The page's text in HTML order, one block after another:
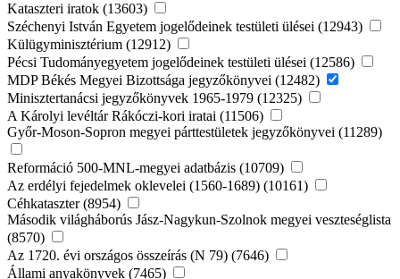
Kataszteri iratok (13603)
Széchenyi István Egyetem jogelődeinek testületi ülései (12943)
Külügyminisztérium (12912)
Pécsi Tudományegyetem jogelődeinek testületi ülései (12586)
MDP Békés Megyei Bizottsága jegyzőkönyvei (12482)
Minisztertanácsi jegyzőkönyvek 1965-1979 (12325)
A Károlyi levéltár Rákóczi-kori iratai (11506)
Győr-Moson-Sopron megyei párttestületek jegyzőkönyvei (11289)
Reformáció 500-MNL-megyei adatbázis (10709)
Az erdélyi fejedelmek oklevelei (1560-1689) (10161)
Céhkataszter (8954)
Második világháborús Jász-Nagykun-Szolnok megyei veszteséglista
(8570)
Az 1720. évi országos összeírás (N 79) (7646)
Állami anyakönyvek (7465)